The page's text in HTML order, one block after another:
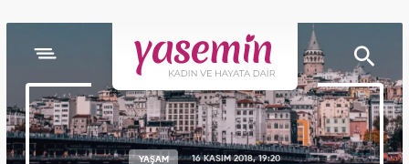
YAŞAM 16 KASIM 2018, 19:20